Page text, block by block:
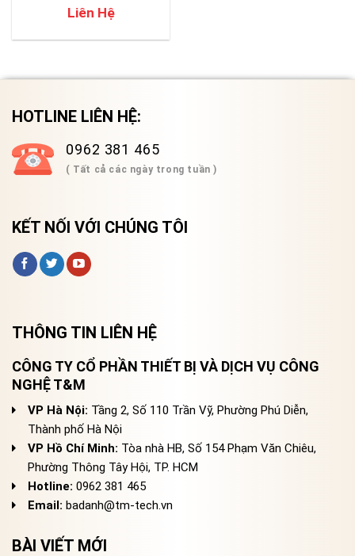
Liên Hệ
HOTLINE LIÊN HỆ:
0962 381 465
( Tất cả các ngày trong tuần )
KẾT NỐI VỚI CHÚNG TÔI
THÔNG TIN LIÊN HỆ
CÔNG TY CỔ PHẦN THIẾT BỊ VÀ DỊCH VỤ CÔNG
NGHỆ T&M
VP Hà Nội: Tầng 2, Số 110 Trần Vỹ, Phường Phú Diễn,
Thành phố Hà Nội
VP Hồ Chí Minh: Tòa nhà HB, Số 154 Phạm Văn Chiêu,
Phường Thông Tây Hội, TP. HCM
Hotline: 0962 381 465
Email: badanh@tm-tech.vn
BÀI VIẾT MỚI